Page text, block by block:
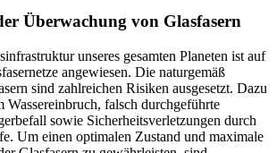
Überwachung von Glasfasern
unseres gesamten Planeten ist auf
angewiesen. Die naturgemäß
sind zahlreichen Risiken ausgesetzt. Dazu
Wassereinbruch, falsch durchgeführte
sowie Sicherheitsverletzungen durch
Um einen optimalen Zustand und maximale